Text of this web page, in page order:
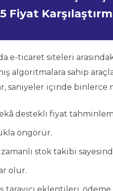
Fiyat
e-ticaret siteleri
algoritmalara sahip
saniyeler içinde binlerce
destekli fiyat
öngörür.
stok takibi
olur.